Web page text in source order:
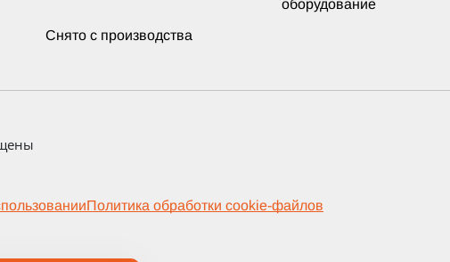
оборудование
Снято с производства
Политика обработки cookie-файлов